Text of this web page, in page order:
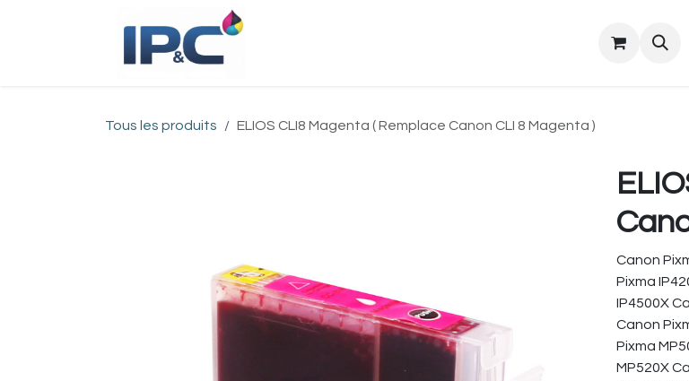
Commandes et
Tous les produits ELIOS CLI8 Magenta ( Remplace Canon CLI 8 Magenta )
Canon
Pixma
IP4500X
Canon
Pixma
MP520X